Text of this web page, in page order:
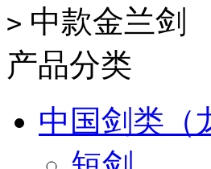
> 中款金兰剑
产品分类
中国剑类（